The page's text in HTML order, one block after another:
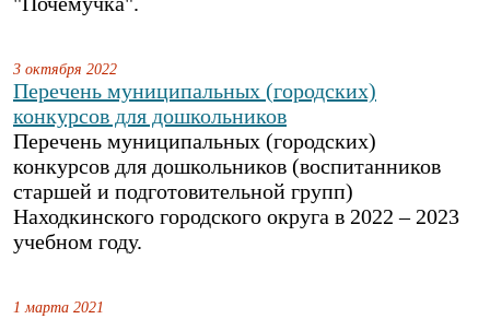
3 октября 2022
Перечень муниципальных (городских)
конкурсов для дошкольников
Перечень муниципальных (городских)
конкурсов для дошкольников (воспитанников
старшей и подготовительной групп)
Находкинского городского округа в 2022 – 2023
учебном году.
1 марта 2021